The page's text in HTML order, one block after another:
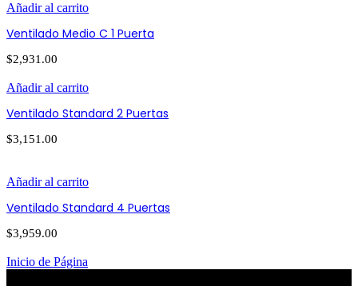
Añadir al carrito
Ventilado Medio C 1 Puerta
$2,931.00
Añadir al carrito
Ventilado Standard 2 Puertas
$3,151.00
Añadir al carrito
Ventilado Standard 4 Puertas
$3,959.00
Inicio de Página